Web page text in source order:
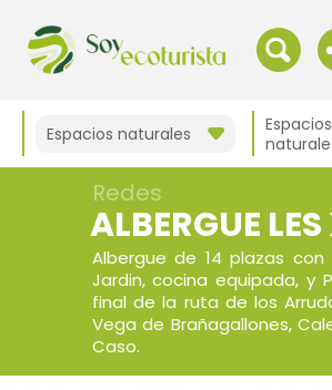
Espacios naturales
Espacios
Redes
ALBERGUE
Albergue de 14 plazas
Jardin, cocina equipada, y
final de la ruta de los
Vega de Brañagallones,
Caso.